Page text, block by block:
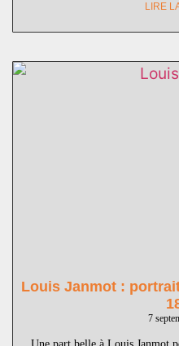
LIRE
Louis Janmot :
7